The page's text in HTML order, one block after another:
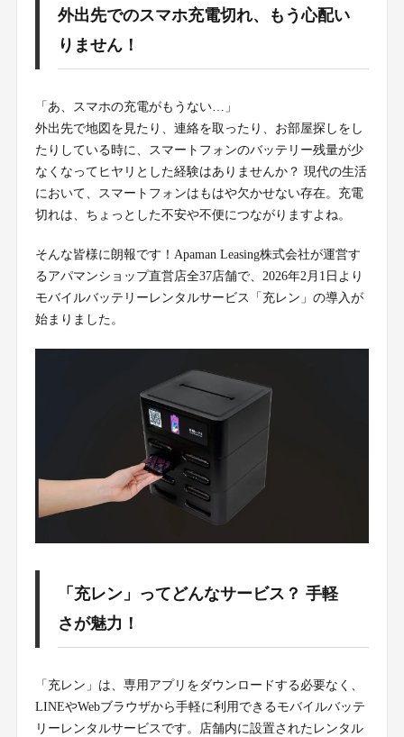
外出先でのスマホ充電切れ、もう心配い
りません！
「あ、スマホの充電がもうない…」
外出先で地図を見たり、連絡を取ったり、お部屋探しをし
たりしている時に、スマートフォンのバッテリー残量が少
なくなってヒヤリとした経験はありませんか？ 現代の生活
において、スマートフォンはもはや欠かせない存在。充電
切れは、ちょっとした不安や不便につながりますよね。
そんな皆様に朗報です！Apaman Leasing株式会社が運営す
るアパマンショップ直営店全37店舗で、2026年2月1日より
モバイルバッテリーレンタルサービス「充レン」の導入が
始まりました。
「充レン」ってどんなサービス？ 手軽
さが魅力！
「充レン」は、専用アプリをダウンロードする必要なく、
LINEやWebブラウザから手軽に利用できるモバイルバッテ
リーレンタルサービスです。店舗内に設置されたレンタル